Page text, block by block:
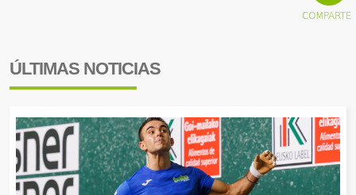
ÚLTIMAS NOTICIAS